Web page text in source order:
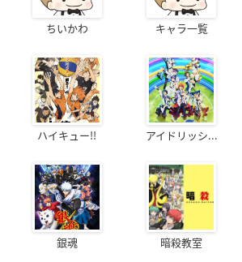
ちいかわ キャラ一覧
ハイキュー!! アイドリッシ...
銀魂 暗殺教室